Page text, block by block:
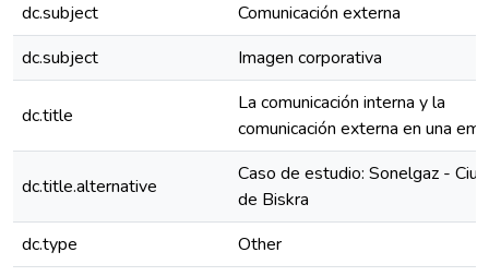
dc.subject
Comunicación externa
dc.subject
Imagen corporativa
dc.title
La comunicación interna y la
comunicación externa en una
dc.title.alternative
Caso de estudio: Sonelgaz -
de Biskra
dc.type
Other